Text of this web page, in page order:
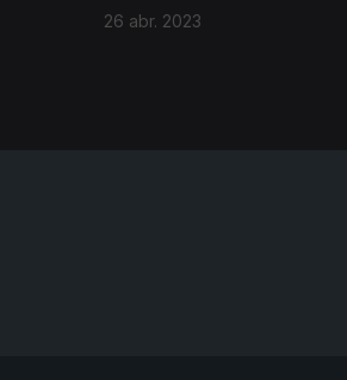
26 abr. 2023